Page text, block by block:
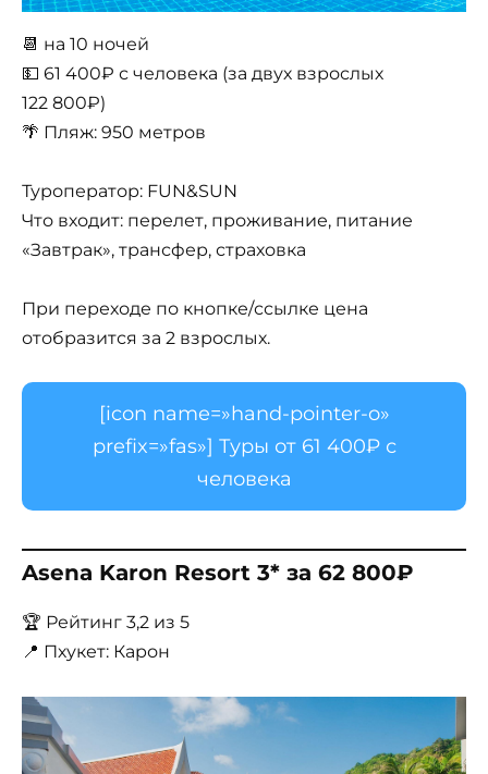
📆 на 10 ночей
💵 61 400₽ с человека (за двух взрослых
122 800₽)
🌴 Пляж: 950 метров
Туроператор: FUN&SUN
Что входит: перелет, проживание, питание
«Завтрак», трансфер, страховка
При переходе по кнопке/ссылке цена
отобразится за 2 взрослых.
[icon name=»hand-pointer-o»
prefix=»fas»] Туры от 61 400₽ с
человека
Asena Karon Resort 3* за 62 800₽
🏆 Рейтинг 3,2 из 5
📍 Пхукет: Карон